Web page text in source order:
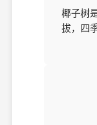
椰子树
拔，四